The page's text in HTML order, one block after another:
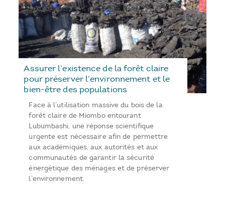
Assurer l’existence de la forêt claire
pour préserver l’environnement et le
bien-être des populations
Face à l’utilisation massive du bois de la
forêt claire de Miombo entourant
Lubumbashi, une réponse scientifique
urgente est nécessaire afin de permettre
aux académiques, aux autorités et aux
communautés de garantir la sécurité
énergétique des ménages et de préserver
l’environnement.